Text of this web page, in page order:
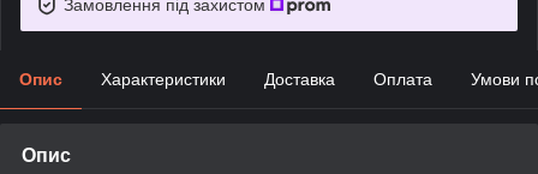
Замовлення під захистом
Опис Характеристики Доставка Оплата Умови
Опис